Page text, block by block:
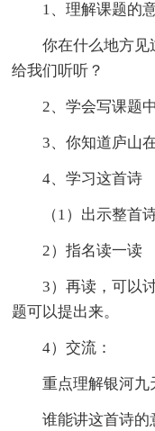
1、理解课题的
你在什么地方
给我们听听？
2、学会写课题
3、你知道庐山
4、学习这首诗
（1）出示整首
2）指名读一读
3）再读，可以
题可以提出来。
4）交流：
重点理解银河九
谁能讲这首诗的